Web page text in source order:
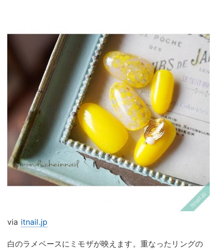
via itnail.jp
白のラメベースにミモザが映えます。重なったリングの